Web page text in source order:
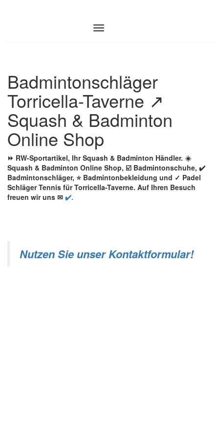
Badmintonschläger
Torricella-Taverne ↗️
Squash & Badminton
Online Shop
⏩ RW-Sportartikel, Ihr Squash & Badminton Händler. ☀️
Squash & Badminton Online Shop, ☑️ Badmintonschuhe, ✔️
Badmintonschläger, ⭐ Badmintonbekleidung und ✓ Padel
Schläger Tennis für Torricella-Taverne. Auf Ihren Besuch
freuen wir uns ✉ ✔️.
Nutzen Sie unser Kontaktformular!